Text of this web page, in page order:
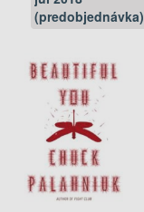
(predobjednávka)